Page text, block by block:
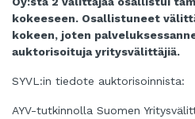
kokeeseen. Osallistuneet
kokeen, joten
auktorisoituja yritysvälittäjiä.
SYVL:in tiedote auktorisoinnista:
AYV-tutkinnolla Suomen